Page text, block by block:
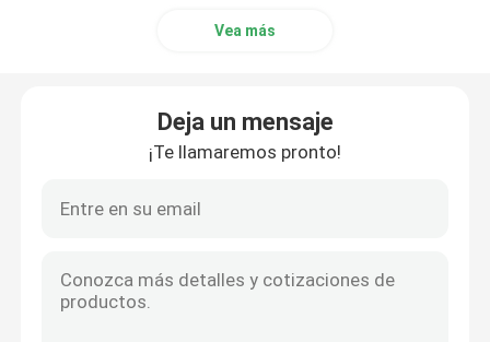
Hogar
Vea más
Deja un mensaje
¡Te llamaremos pronto!